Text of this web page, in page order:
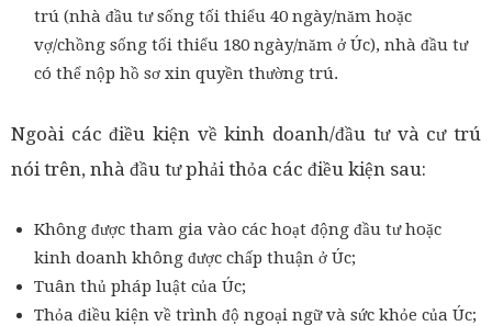
trú (nhà đầu tư sống tối thiểu 40 ngày/năm hoặc
vợ/chồng sống tối thiểu 180 ngày/năm ở Úc), nhà đầu tư
có thể nộp hồ sơ xin quyền thường trú.
Ngoài các điều kiện về kinh doanh/đầu tư và cư trú
nói trên, nhà đầu tư phải thỏa các điều kiện sau:
Không được tham gia vào các hoạt động đầu tư hoặc
kinh doanh không được chấp thuận ở Úc;
Tuân thủ pháp luật của Úc;
Thỏa điều kiện về trình độ ngoại ngữ và sức khỏe của Úc;